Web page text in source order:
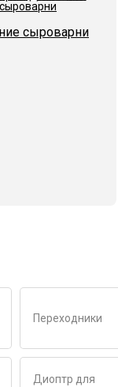
сыроварни
Переходники
Диоптр для